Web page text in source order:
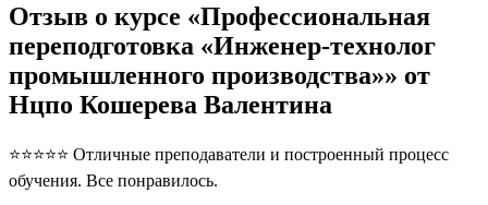
Отзыв о курсе «Профессиональная
переподготовка «Инженер-технолог
промышленного производства»» от
Нцпо Кошерева Валентина
⭐⭐⭐⭐⭐ Отличные преподаватели и построенный процесс
обучения. Все понравилось.